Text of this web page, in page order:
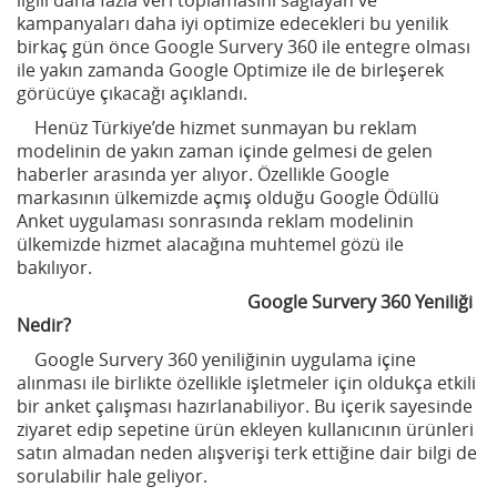
kampanyaları daha iyi optimize edecekleri bu yenilik
birkaç gün önce Google Survery 360 ile entegre olması
ile yakın zamanda Google Optimize ile de birleşerek
görücüye çıkacağı açıklandı.
Henüz Türkiye’de hizmet sunmayan bu reklam
modelinin de yakın zaman içinde gelmesi de gelen
haberler arasında yer alıyor. Özellikle Google
markasının ülkemizde açmış olduğu Google Ödüllü
Anket uygulaması sonrasında reklam modelinin
ülkemizde hizmet alacağına muhtemel gözü ile
bakılıyor.
Google Survery 360 Yeniliği
Nedir?
Google Survery 360 yeniliğinin uygulama içine
alınması ile birlikte özellikle işletmeler için oldukça etkili
bir anket çalışması hazırlanabiliyor. Bu içerik sayesinde
ziyaret edip sepetine ürün ekleyen kullanıcının ürünleri
satın almadan neden alışverişi terk ettiğine dair bilgi de
sorulabilir hale geliyor.